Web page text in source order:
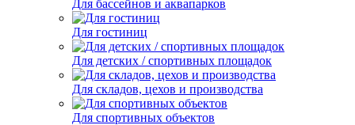
Для бассейнов и аквапарков
Для гостиниц
Для детских / спортивных площадок
Для складов, цехов и производства
Для спортивных объектов